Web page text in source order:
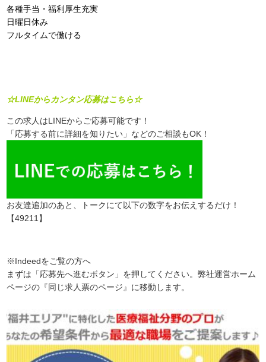
各種手当・福利厚生充実
日曜日休み
フルタイムで働ける
☆LINEからカンタン応募はこちら☆
この求人はLINEからご応募可能です！
「応募する前に詳細を知りたい」などのご相談もOK！
お友達追加のあと、トークにて以下の数字をお伝えするだけ！
【49211】
※Indeedをご覧の方へ
まずは「応募先へ進むボタン」を押してください。弊社運営ホーム
ページの『同じ求人票のページ』に移動します。